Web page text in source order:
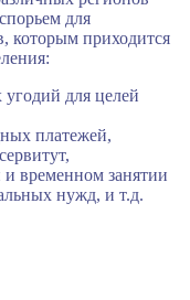
для
которым приходится
угодий для целей
платежей,
временном занятии
нужд, и т.д.